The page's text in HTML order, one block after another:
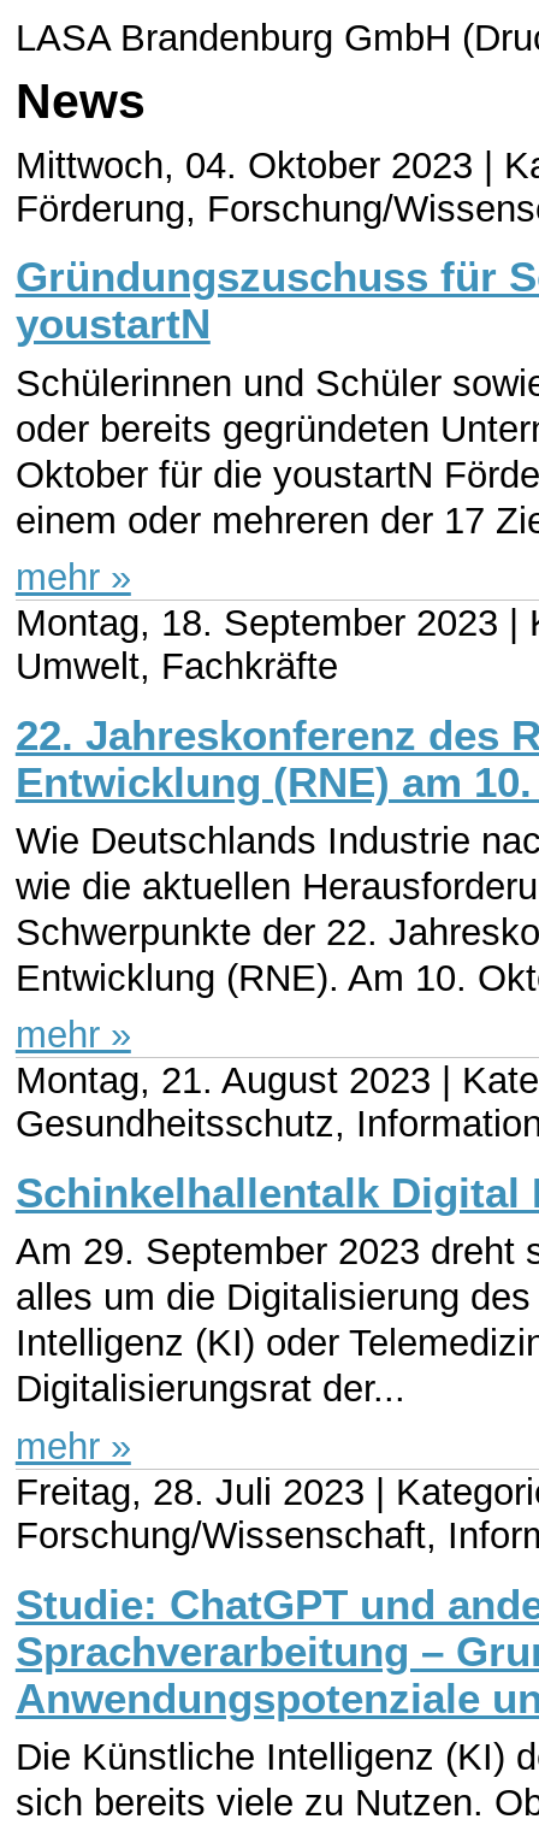
LASA Brandenburg GmbH
News
Mittwoch, 04. Oktober 2023 |
Förderung, Forschung/
Gründungszuschuss für
youstartN
Schülerinnen und Schüler
oder bereits gegründeten
Oktober für die youstartN
einem oder mehreren der 17
mehr »
Montag, 18. September 2023 |
Umwelt, Fachkräfte
22. Jahreskonferenz des
Entwicklung (RNE) am
Wie Deutschlands Industrie
wie die aktuellen
Schwerpunkte der 22.
Entwicklung (RNE). Am 10.
mehr »
Montag, 21. August 2023 |
Gesundheitsschutz,
Schinkelhallentalk Digital
Am 29. September 2023 dreht
alles um die Digitalisierung
Intelligenz (KI) oder
Digitalisierungsrat der...
mehr »
Freitag, 28. Juli 2023 |
Forschung/Wissenschaft,
Studie: ChatGPT und
Sprachverarbeitung –
Anwendungspotenziale
Die Künstliche Intelligenz (KI)
sich bereits viele zu Nutzen.